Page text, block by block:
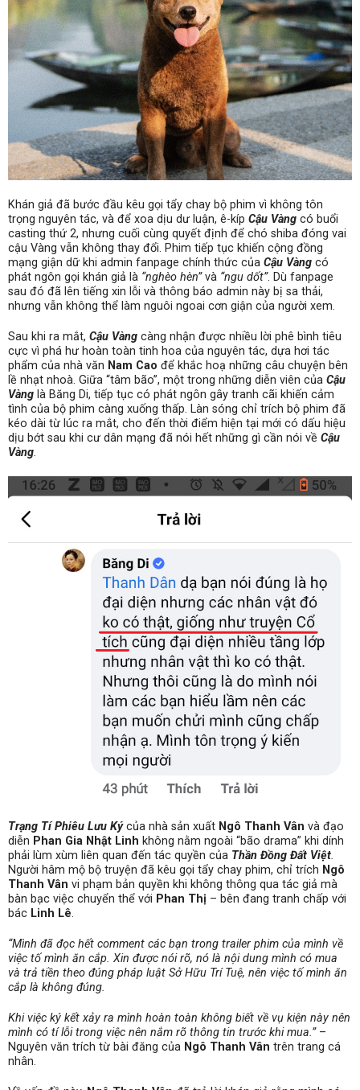
Khán giả đã bước đầu kêu gọi tẩy chay bộ phim vì không tôn
trọng nguyên tác, và để xoa dịu dư luận, ê-kíp Cậu Vàng có buổi
casting thứ 2, nhưng cuối cùng quyết định để chó shiba đóng vai
cậu Vàng vẫn không thay đổi. Phim tiếp tục khiến cộng đồng
mạng giận dữ khi admin fanpage chính thức của Cậu Vàng có
phát ngôn gọi khán giả là “nghèo hèn”và “ngu dốt”. Dù fanpage
sau đó đã lên tiếng xin lỗi và thông báo admin này bị sa thải,
nhưng vẫn không thể làm nguôi ngoai cơn giận của người xem.
Sau khi ra mắt, Cậu Vàng càng nhận được nhiều lời phê bình tiêu
cực vì phá hư hoàn toàn tinh hoa của nguyên tác, dựa hơi tác
phẩm của nhà văn Nam Cao để khắc hoạ những câu chuyện bên
lề nhạt nhoà. Giữa “tâm bão”, một trong những diễn viên của Cậu
Vàng là Băng Di, tiếp tục có phát ngôn gây tranh cãi khiến cảm
tình của bộ phim càng xuống thấp. Làn sóng chỉ trích bộ phim đã
kéo dài từ lúc ra mắt, cho đến thời điểm hiện tại mới có dấu hiệu
dịu bớt sau khi cư dân mạng đã nói hết những gì cần nói về Cậu
Vàng.
Trạng Tí Phiêu Lưu Ký của nhà sản xuất Ngô Thanh Vân và đạo
diễn Phan Gia Nhật Linh không nằm ngoài “bão drama” khi dính
phải lùm xùm liên quan đến tác quyền của Thần Đồng Đất Việt.
Người hâm mộ bộ truyện đã kêu gọi tẩy chay phim, chỉ trích Ngô
Thanh Vân vi phạm bản quyền khi không thông qua tác giả mà
bàn bạc việc chuyển thể với Phan Thị – bên đang tranh chấp với
bác Linh Lê.
“Mình đã đọc hết comment các bạn trong trailer phim của mình về
việc tố mình ăn cắp. Xin được nói rõ, nó là nội dung mình có mua
và trả tiền theo đúng pháp luật Sở Hữu Trí Tuệ, nên việc tố mình ăn
cắp là không đúng.
Khi việc ký kết xảy ra mình hoàn toàn không biết về vụ kiện này nên
mình có tí lỗi trong việc nên nắm rõ thông tin trước khi mua.” –
Nguyên văn trích từ bài đăng của Ngô Thanh Vân trên trang cá
nhân.